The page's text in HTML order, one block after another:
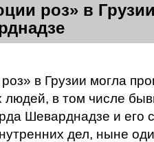
роз» в
в Грузии могла
людей, в том числе
Шеварднадзе и его
дел, ныне